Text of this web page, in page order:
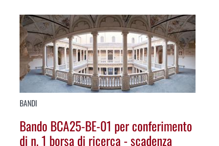
BANDI
Bando BCA25-BE-01 per conferimento
di n. 1 borsa di ricerca - scadenza